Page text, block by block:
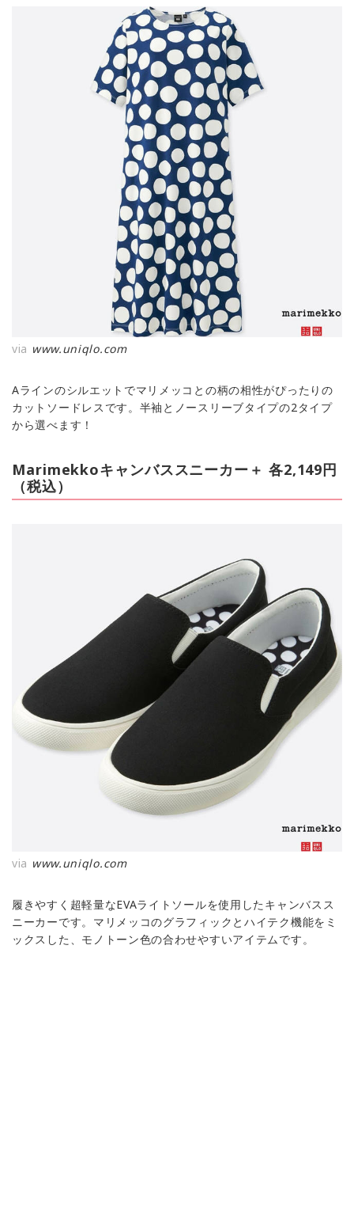
via www.uniqlo.com
Aラインのシルエットでマリメッコとの柄の相性がぴったりの
カットソードレスです。半袖とノースリーブタイプの2タイプ
から選べます！
Marimekkoキャンバススニーカー＋ 各2,149円
（税込）
via www.uniqlo.com
履きやすく超軽量なEVAライトソールを使用したキャンバスス
ニーカーです。マリメッコのグラフィックとハイテク機能をミ
ックスした、モノトーン色の合わせやすいアイテムです。